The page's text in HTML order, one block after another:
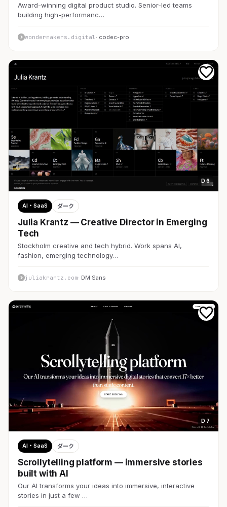
Award-winning digital product studio. Senior-led teams
building high-performanc…
wondermakers.digital · codec-pro
D 6
AI・SaaS ダーク
Julia Krantz — Creative Director in Emerging
Tech
Stockholm creative and tech hybrid. Work spans AI,
fashion, emerging technology…
juliakrantz.com· DM Sans
D 7
AI・SaaS ダーク
Scrollytelling platform — immersive stories
built with AI
Our AI transforms your ideas into immersive, interactive
stories in just a few …